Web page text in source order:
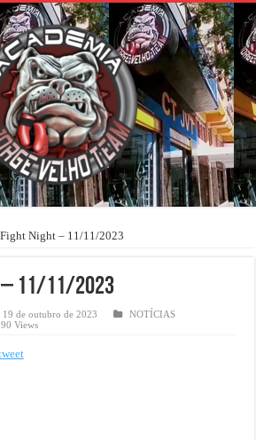
Night – 11/11/2023
– 11/11/2023
19 de outubro de 2023
NOTÍCIAS
90 Views